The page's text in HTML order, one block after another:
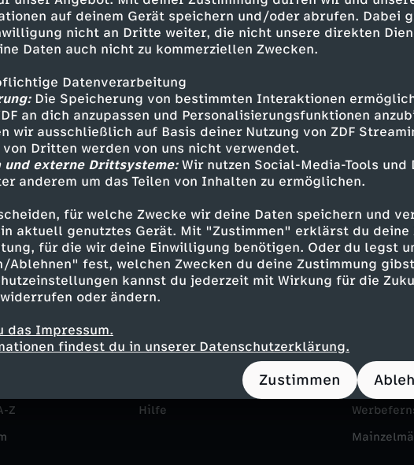
auf deinem Gerät speichern und/oder abrufen. Dabei
nicht an Dritte weiter, die nicht unsere direkten
Daten auch nicht zu kommerziellen Zwecken.
Datenverarbeitung
Die Speicherung von bestimmten Interaktionen
an dich anzupassen und Personalisierungsfunktionen
wir ausschließlich auf Basis deiner Nutzung von ZDF
von Dritten werden von uns nicht verwendet.
und externe Drittsysteme:Wir nutzen Social-Media-Tools und
anderem um das Teilen von Inhalten zu ermöglichen.
für welche Zwecke wir deine Daten speichern und
aktuell genutztes Gerät. Mit "Zustimmen" erklärst du deine
für die wir deine Einwilligung benötigen. Oder du legst
Ablehnen" fest, welchen Zwecken du deine Zustimmung
kannst du jederzeit mit Wirkung für die
oder ändern.
das Impressum.
findest du in unserer Datenschutzerklärung.
Zustimmen
e
s
h
o
w
s
p
i
c
h
e
n
u
n
s
d
i
N
t
e
-
s
h
o
w
v
i
a
Mehr Inhalte laden
Z
Service
ZDFmitreden
Tickets
Zuschauerservice
Hilfe
Das ZDF
ZDF goes